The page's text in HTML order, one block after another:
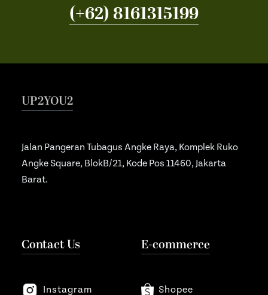
(+62) 8161315199
UP2YOU2
Jalan Pangeran Tubagus Angke Raya, Komplek Ruko
Angke Square, BlokB/21, Kode Pos 11460, Jakarta
Barat.
Contact Us
Instagram
E-commerce
Shopee